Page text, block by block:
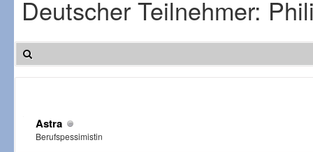
Deutscher Teilnehmer:
Astra
Berufspessimistin